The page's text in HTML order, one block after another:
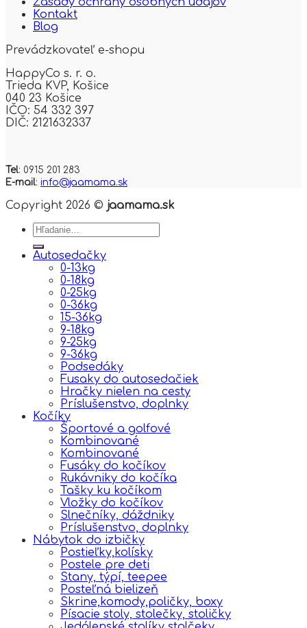
Kontakt
Blog
Prevádzkovateľ e-shopu
HappyCo s. r. o.
Trieda KVP, Košice
040 23 Košice
IČO: 54 332 397
DIČ: 2121632337
Tel: 0915 201 283
E-mail: info@jaamama.sk
Copyright 2026 © jaamama.sk
Hľadať:
Autosedačky
0-13kg
0-18kg
0-25kg
0-36kg
15-36kg
9-18kg
9-25kg
9-36kg
Podsedáky
Fusaky do autosedačiek
Hračky nielen na cesty
Príslušenstvo, doplnky
Kočíky
Športové a golfové
Kombinované
Kombinované
Fusáky do kočíkov
Rukávniky do kočíka
Tašky ku kočíkom
Vložky do kočíkov
Slnečníky, dáždniky
Príslušenstvo, doplnky
Nábytok do izbičky
Postieľky,kolísky
Postele pre deti
Stany, týpí, teepee
Posteľná bielizeň
Skrine,komody,poličky, boxy
Písacie stoly, stolečky, stoličky